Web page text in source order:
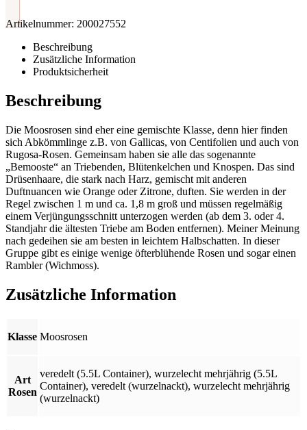
Artikelnummer: 200027552
Beschreibung
Zusätzliche Information
Produktsicherheit
Beschreibung
Die Moosrosen sind eher eine gemischte Klasse, denn hier finden
sich Abkömmlinge z.B. von Gallicas, von Centifolien und auch von
Rugosa-Rosen. Gemeinsam haben sie alle das sogenannte
„Bemooste“ an Triebenden, Blütenkelchen und Knospen. Das sind
Drüsenhaare, die stark nach Harz, gemischt mit anderen
Duftnuancen wie Orange oder Zitrone, duften. Sie werden in der
Regel zwischen 1 m und ca. 1,8 m groß und müssen regelmäßig
einem Verjüngungsschnitt unterzogen werden (ab dem 3. oder 4.
Standjahr die ältesten Triebe am Boden entfernen). Meiner Meinung
nach gedeihen sie am besten in leichtem Halbschatten. In dieser
Gruppe gibt es einige wenige öfterblühende Rosen und sogar einen
Rambler (Wichmoss).
Zusätzliche Information
Klasse Moosrosen
Art
Rosen
veredelt (5.5L Container), wurzelecht mehrjährig (5.5L
Container), veredelt (wurzelnackt), wurzelecht mehrjährig
(wurzelnackt)